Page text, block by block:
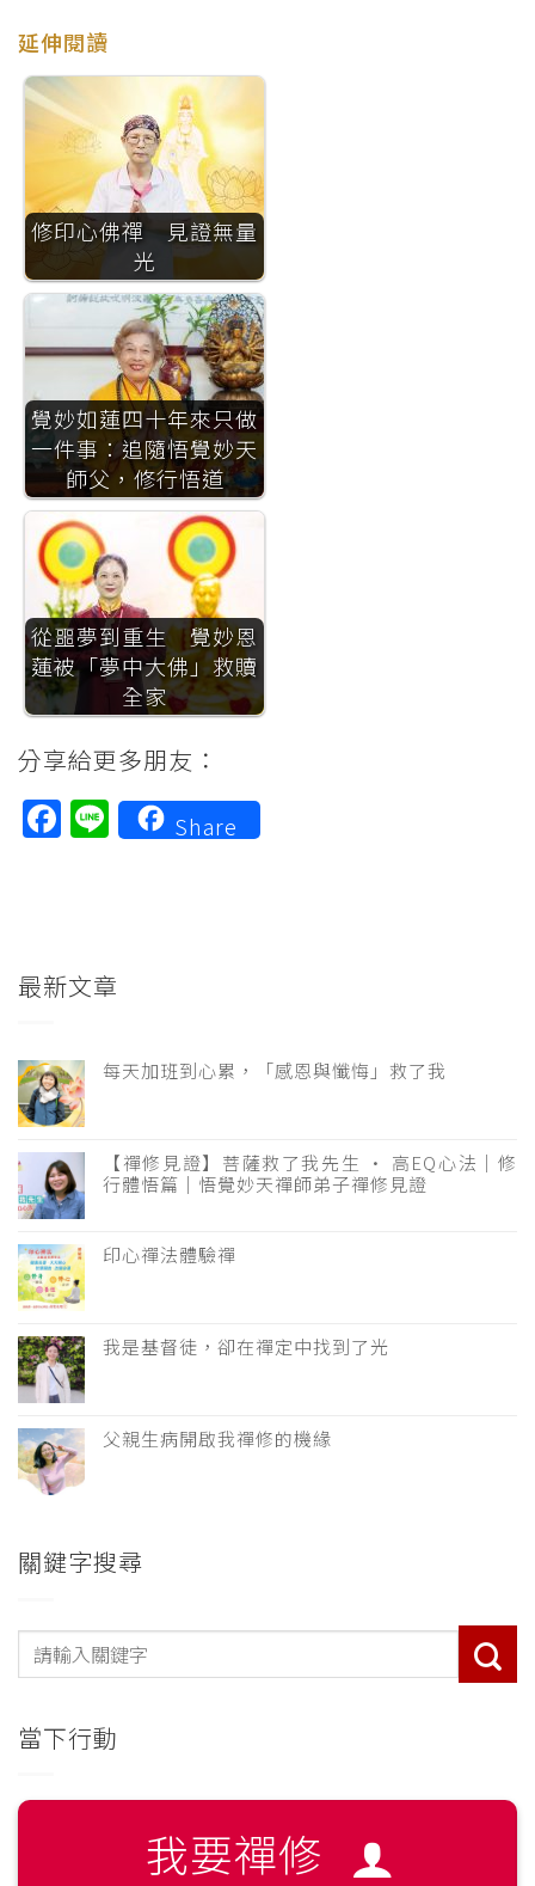
延伸閱讀
修印心佛禪 見證無量
光
覺妙如蓮四十年來只做
一件事：追隨悟覺妙天
師父，修行悟道
從噩夢到重生 覺妙恩
蓮被「夢中大佛」救贖
全家
分享給更多朋友：
Facebook
LineShare
最新文章
每天加班到心累，「感恩與懺悔」救了我
【禪修見證】菩薩救了我先生 · 高EQ心法｜修
行體悟篇｜悟覺妙天禪師弟子禪修見證
印心禪法體驗禪
我是基督徒，卻在禪定中找到了光
父親生病開啟我禪修的機緣
關鍵字搜尋
當下行動
我要禪修